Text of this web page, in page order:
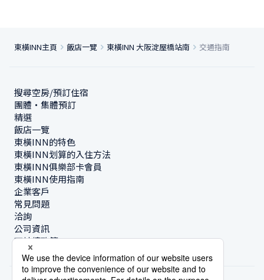
東橫INN主頁 飯店一覽 東橫INN 大阪淀屋橋站南 交通指南
搜尋空房/預訂住宿
團體・集體預訂
精選
飯店一覽
東橫INN的特色
東橫INN划算的入住方法
東橫INN俱樂部卡會員
東橫INN使用指南
企業客戶
常見問題
洽詢
公司資訊
可持續政策